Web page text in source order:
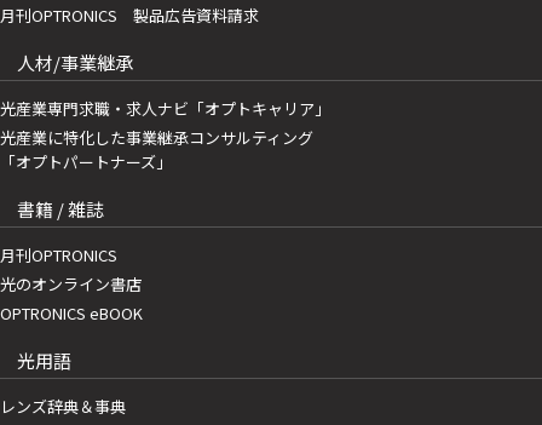
月刊OPTRONICS 製品広告資料請求
人材/事業継承
光産業専門求職・求人ナビ「オプトキャリア」
光産業に特化した事業継承コンサルティング
「オプトパートナーズ」
書籍 / 雑誌
月刊OPTRONICS
光のオンライン書店
OPTRONICS eBOOK
光用語
レンズ辞典＆事典